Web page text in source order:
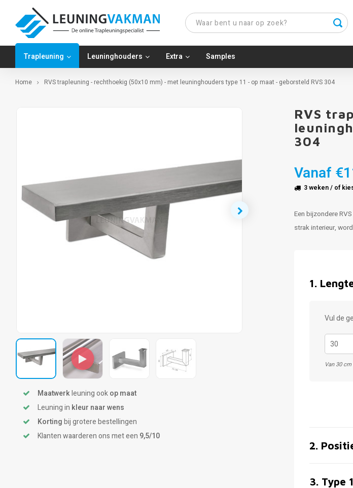
Trapleuning Leuninghouders Extra Samples
Home RVS trapleuning - rechthoekig (50x10 mm) - met leuninghouders type 11 - op maat - geborsteld RVS 304
Maatwerkleuning ookop maat
Leuning in kleur naar wens
Kortingbij grotere bestellingen
Klanten waarderen ons met een 9,5/10
RVS
304
Vanaf
3 weken/ of
Een bijzondere
strak interieur,
1.
Vul de
Van 30
2.
3. Type